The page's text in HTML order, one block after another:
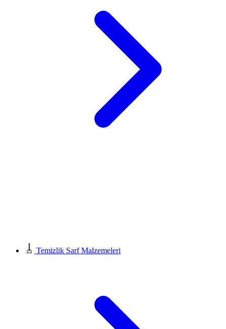
Temizlik Sarf Malzemeleri